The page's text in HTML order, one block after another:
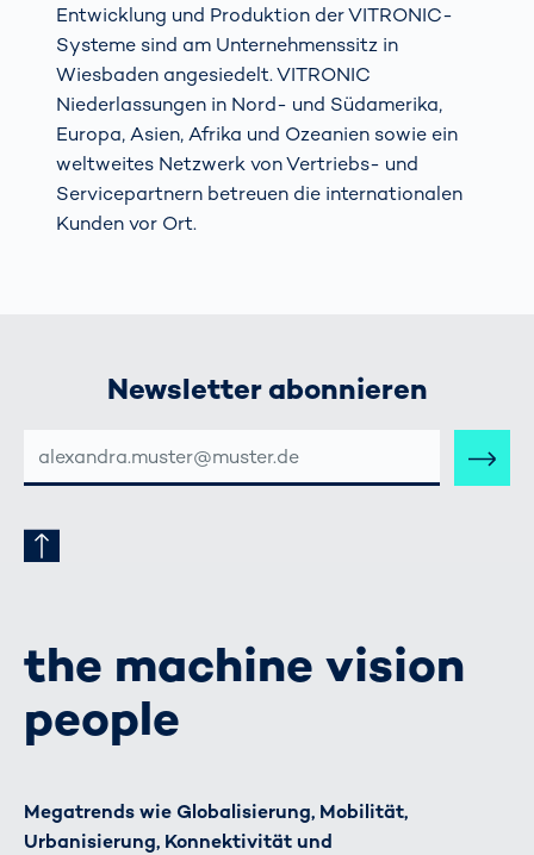
Entwicklung und Produktion der VITRONIC-
Systeme sind am Unternehmenssitz in
Wiesbaden angesiedelt. VITRONIC
Niederlassungen in Nord- und Südamerika,
Europa, Asien, Afrika und Ozeanien sowie ein
weltweites Netzwerk von Vertriebs- und
Servicepartnern betreuen die internationalen
Kunden vor Ort.
Newsletter abonnieren
MAIL-
ADRESSE
the machine vision
people
Megatrends wie Globalisierung, Mobilität,
Urbanisierung, Konnektivität und